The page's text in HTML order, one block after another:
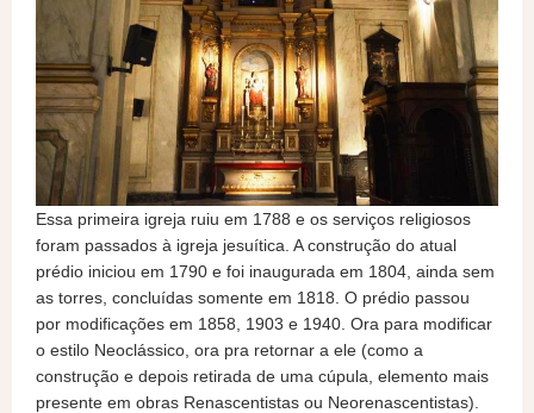
Essa primeira igreja ruiu em 1788 e os serviços religiosos
foram passados à igreja jesuítica. A construção do atual
prédio iniciou em 1790 e foi inaugurada em 1804, ainda sem
as torres, concluídas somente em 1818. O prédio passou
por modificações em 1858, 1903 e 1940. Ora para modificar
o estilo Neoclássico, ora pra retornar a ele (como a
construção e depois retirada de uma cúpula, elemento mais
presente em obras Renascentistas ou Neorenascentistas).